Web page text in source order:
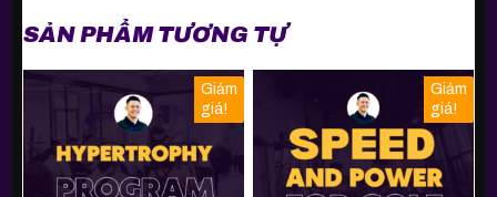
SẢN PHẨM TƯƠNG TỰ
Giảm
giá!
Giảm
giá!